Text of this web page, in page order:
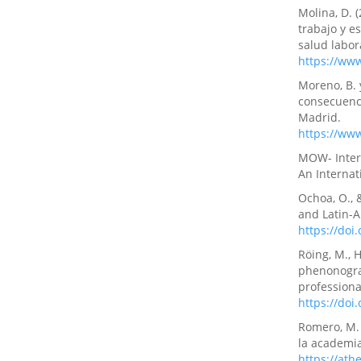
Molina, D.
trabajo y
salud
https://
Moreno, B.
Madrid.
https://
MOW-
An
Ochoa, O.,
and Latin-
https://
Röing, M.,
https://
Romero,
la